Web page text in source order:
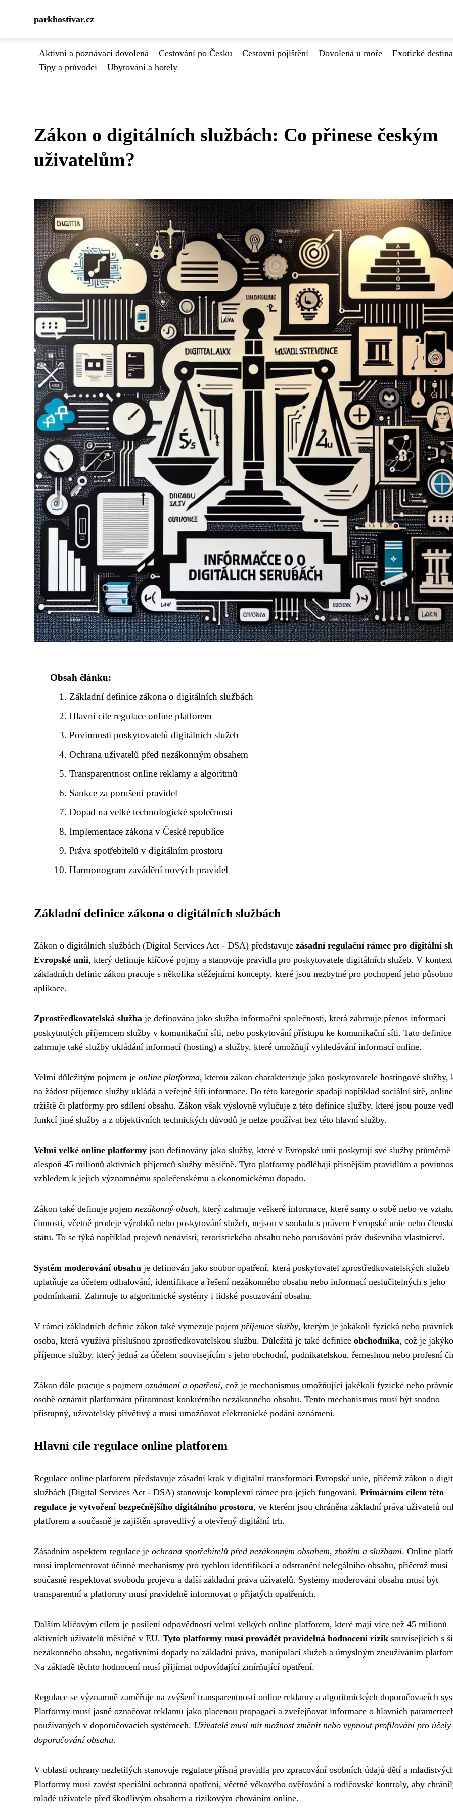
parkhostivar.cz
Aktivní a poznávací dovolená Cestování po Česku Cestovní pojištění Dovolená u moře Exotické
Tipy a průvodci
Ubytování a hotely
Zákon o digitálních službách: Co přinese českým
uživatelům?
Obsah článku:
Základní definice zákona o digitálních službách
Hlavní cíle regulace online platforem
Povinnosti poskytovatelů digitálních služeb
Ochrana uživatelů před nezákonným obsahem
Transparentnost online reklamy a algoritmů
Sankce za porušení pravidel
Dopad na velké technologické společnosti
Implementace zákona v České republice
Práva spotřebitelů v digitálním prostoru
Harmonogram zavádění nových pravidel
Základní definice zákona o digitálních službách
Zákon o digitálních službách (Digital Services Act - DSA) představuje zásadní regulační rámec pro digitální
Evropské unii, který definuje klíčové pojmy a stanovuje pravidla pro poskytovatele digitálních služeb. V
základních definic zákon pracuje s několika stěžejními koncepty, které jsou nezbytné pro pochopení jeho
aplikace.
Zprostředkovatelská služba je definována jako služba informační společnosti, která zahrnuje přenos informací
poskytnutých příjemcem služby v komunikační síti, nebo poskytování přístupu ke komunikační síti. Tato definice
zahrnuje také služby ukládání informací (hosting) a služby, které umožňují vyhledávání informací online.
Velmi důležitým pojmem je online platforma, kterou zákon charakterizuje jako poskytovatele hostingové služby,
na žádost příjemce služby ukládá a veřejně šíří informace. Do této kategorie spadají například sociální sítě, online
tržiště či platformy pro sdílení obsahu. Zákon však výslovně vylučuje z této definice služby, které jsou pouze
funkcí jiné služby a z objektivních technických důvodů je nelze používat bez této hlavní služby.
Velmi velké online platformy jsou definovány jako služby, které v Evropské unii poskytují své služby průměrně
alespoň 45 milionů aktivních příjemců služby měsíčně. Tyto platformy podléhají přísnějším pravidlům a
vzhledem k jejich významnému společenskému a ekonomickému dopadu.
Zákon také definuje pojem nezákonný obsah, který zahrnuje veškeré informace, které samy o sobě nebo ve
činnosti, včetně prodeje výrobků nebo poskytování služeb, nejsou v souladu s právem Evropské unie nebo
státu. To se týká například projevů nenávisti, teroristického obsahu nebo porušování práv duševního vlastnictví.
Systém moderování obsahu je definován jako soubor opatření, která poskytovatel zprostředkovatelských služeb
uplatňuje za účelem odhalování, identifikace a řešení nezákonného obsahu nebo informací neslučitelných s jeho
podmínkami. Zahrnuje to algoritmické systémy i lidské posuzování obsahu.
V rámci základních definic zákon také vymezuje pojem příjemce služby, kterým je jakákoli fyzická nebo
osoba, která využívá příslušnou zprostředkovatelskou službu. Důležitá je také definice obchodníka, což je
příjemce služby, který jedná za účelem souvisejícím s jeho obchodní, podnikatelskou, řemeslnou nebo profesní
Zákon dále pracuje s pojmem oznámení a opatření, což je mechanismus umožňující jakékoli fyzické nebo
osobě oznámit platformám přítomnost konkrétního nezákonného obsahu. Tento mechanismus musí být snadno
přístupný, uživatelsky přívětivý a musí umožňovat elektronické podání oznámení.
Hlavní cíle regulace online platforem
Regulace online platforem představuje zásadní krok v digitální transformaci Evropské unie, přičemž zákon o
službách (Digital Services Act - DSA) stanovuje komplexní rámec pro jejich fungování. Primárním cílem této
regulace je vytvoření bezpečnějšího digitálního prostoru, ve kterém jsou chráněna základní práva uživatelů
platforem a současně je zajištěn spravedlivý a otevřený digitální trh.
Zásadním aspektem regulace je ochrana spotřebitelů před nezákonným obsahem, zbožím a službami. Online
musí implementovat účinné mechanismy pro rychlou identifikaci a odstranění nelegálního obsahu, přičemž musí
současně respektovat svobodu projevu a další základní práva uživatelů. Systémy moderování obsahu musí být
transparentní a platformy musí pravidelně informovat o přijatých opatřeních.
Dalším klíčovým cílem je posílení odpovědnosti velmi velkých online platforem, které mají více než 45 milionů
aktivních uživatelů měsíčně v EU. Tyto platformy musí provádět pravidelná hodnocení rizik souvisejících s
nezákonného obsahu, negativními dopady na základní práva, manipulací služeb a úmyslným zneužíváním
Na základě těchto hodnocení musí přijímat odpovídající zmírňující opatření.
Regulace se významně zaměřuje na zvýšení transparentnosti online reklamy a algoritmických doporučovacích
Platformy musí jasně označovat reklamu jako placenou propagaci a zveřejňovat informace o hlavních
používaných v doporučovacích systémech. Uživatelé musí mít možnost změnit nebo vypnout profilování pro účely
doporučování obsahu.
V oblasti ochrany nezletilých stanovuje regulace přísná pravidla pro zpracování osobních údajů dětí a
Platformy musí zavést speciální ochranná opatření, včetně věkového ověřování a rodičovské kontroly, aby
mladé uživatele před škodlivým obsahem a rizikovým chováním online.